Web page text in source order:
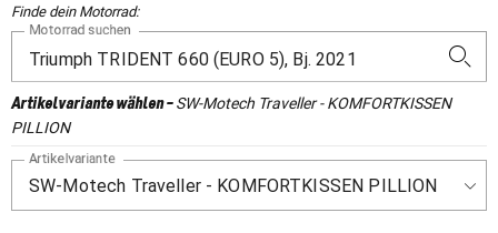
Finde dein Motorrad:
Motorrad suchen
Artikelvariante wählen-SW-Motech Traveller - KOMFORTKISSEN
PILLION
Artikelvariante